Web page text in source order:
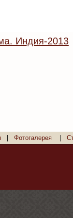
Индия-2013
Фотогалерея